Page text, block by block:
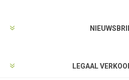
LEGAAL